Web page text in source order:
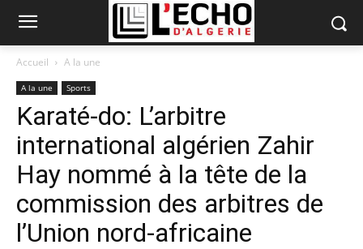
Accueil A la une
A la une Sports
Karaté-do: L’arbitre
international algérien Zahir
Hay nommé à la tête de la
commission des arbitres de
l’Union nord-africaine